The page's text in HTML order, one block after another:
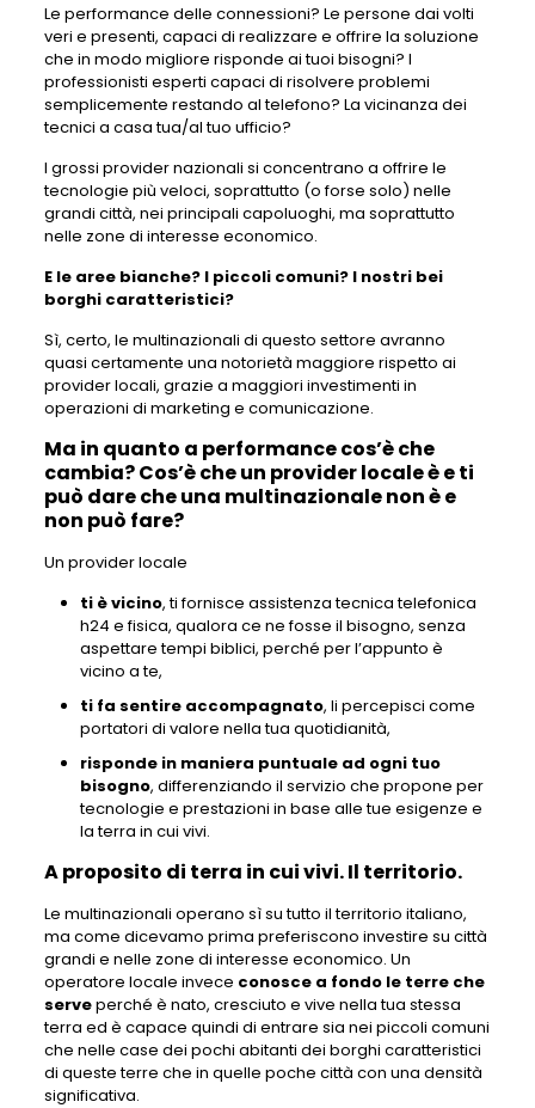
Le performance delle connessioni? Le persone dai volti
veri e presenti, capaci di realizzare e offrire la soluzione
che in modo migliore risponde ai tuoi bisogni? I
professionisti esperti capaci di risolvere problemi
semplicemente restando al telefono? La vicinanza dei
tecnici a casa tua/al tuo ufficio?
I grossi provider nazionali si concentrano a offrire le
tecnologie più veloci, soprattutto (o forse solo) nelle
grandi città, nei principali capoluoghi, ma soprattutto
nelle zone di interesse economico.
E le aree bianche? I piccoli comuni? I nostri bei
borghi caratteristici?
Sì, certo, le multinazionali di questo settore avranno
quasi certamente una notorietà maggiore rispetto ai
provider locali, grazie a maggiori investimenti in
operazioni di marketing e comunicazione.
Ma in quanto a performance cos’è che
cambia? Cos’è che un provider locale è e ti
può dare che una multinazionale non è e
non può fare?
Un provider locale
ti è vicino, ti fornisce assistenza tecnica telefonica
h24 e fisica, qualora ce ne fosse il bisogno, senza
aspettare tempi biblici, perché per l’appunto è
vicino a te,
ti fa sentire accompagnato, li percepisci come
portatori di valore nella tua quotidianità,
risponde in maniera puntuale ad ogni tuo
bisogno, differenziando il servizio che propone per
tecnologie e prestazioni in base alle tue esigenze e
la terra in cui vivi.
A proposito di terra in cui vivi. Il territorio.
Le multinazionali operano sì su tutto il territorio italiano,
ma come dicevamo prima preferiscono investire su città
grandi e nelle zone di interesse economico. Un
operatore locale invece conosce a fondo le terre che
serveperché è nato, cresciuto e vive nella tua stessa
terra ed è capace quindi di entrare sia nei piccoli comuni
che nelle case dei pochi abitanti dei borghi caratteristici
di queste terre che in quelle poche città con una densità
significativa.